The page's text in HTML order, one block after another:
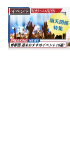
イベント